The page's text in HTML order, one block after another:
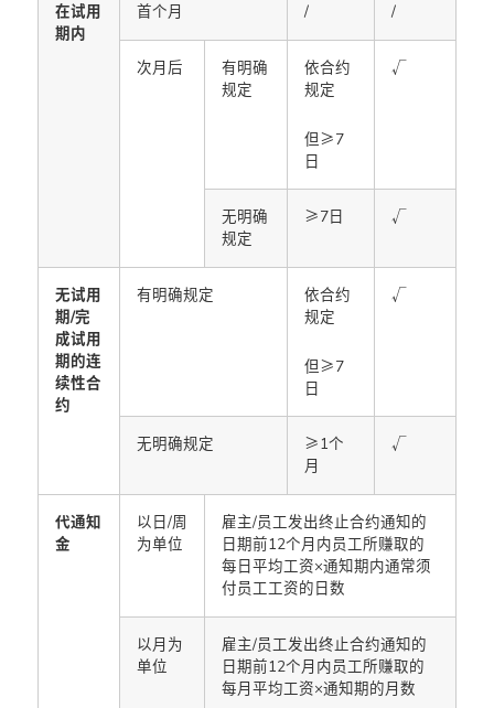
在试用
期内
首个月 / /
次月后
有明确
规定
依合约
规定
但≥7
日
√
无明确
规定
≥7日 √
无试用
期/完
成试用
期的连
续性合
约
有明确规定
依合约
规定
但≥7
日
√
无明确规定
≥1个
月
√
代通知
金
以日/周
为单位
雇主/员工发出终止合约通知的
日期前12个月内员工所赚取的
每日平均工资×通知期内通常须
付员工工资的日数
以月为
单位
雇主/员工发出终止合约通知的
日期前12个月内员工所赚取的
每月平均工资×通知期的月数